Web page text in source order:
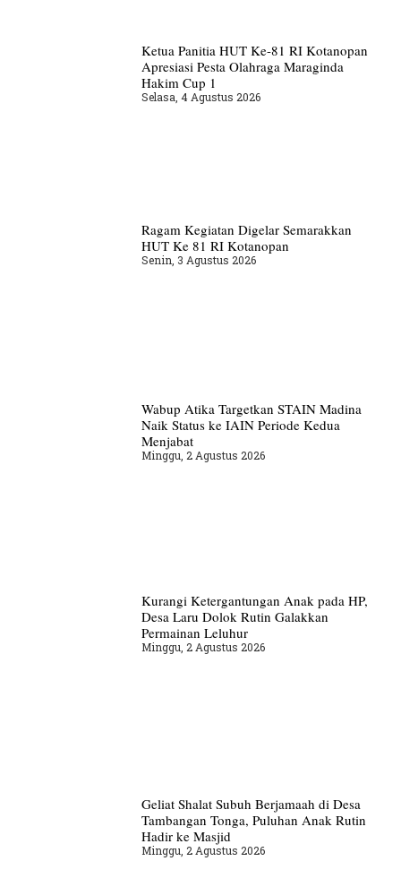
Ketua Panitia HUT Ke-81 RI Kotanopan
Apresiasi Pesta Olahraga Maraginda
Hakim Cup 1
Selasa, 4 Agustus 2026
Ragam Kegiatan Digelar Semarakkan
HUT Ke 81 RI Kotanopan
Senin, 3 Agustus 2026
Wabup Atika Targetkan STAIN Madina
Naik Status ke IAIN Periode Kedua
Menjabat
Minggu, 2 Agustus 2026
Kurangi Ketergantungan Anak pada HP,
Desa Laru Dolok Rutin Galakkan
Permainan Leluhur
Minggu, 2 Agustus 2026
Geliat Shalat Subuh Berjamaah di Desa
Tambangan Tonga, Puluhan Anak Rutin
Hadir ke Masjid
Minggu, 2 Agustus 2026